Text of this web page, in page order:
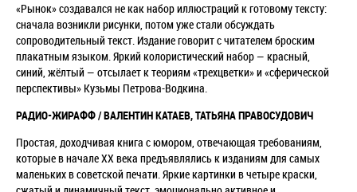
«Рынок» создавался не как набор иллюстраций к готовому тексту:
сначала возникли рисунки, потом уже стали обсуждать
сопроводительный текст. Издание говорит с читателем броским
плакатным языком. Яркий колористический набор — красный,
синий, жёлтый — отсылает к теориям «трехцветки» и «сферической
перспективы» Кузьмы Петрова-Водкина.
РАДИО-ЖИРАФФ / ВАЛЕНТИН КАТАЕВ, ТАТЬЯНА ПРАВОСУДОВИЧ
Простая, доходчивая книга с юмором, отвечающая требованиям,
которые в начале XX века предъявлялись к изданиям для самых
маленьких в советской печати. Яркие картинки в четыре краски,